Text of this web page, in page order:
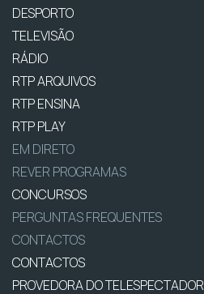
DESPORTO
TELEVISÃO
RÁDIO
RTP ARQUIVOS
RTP ENSINA
RTP PLAY
EM DIRETO
REVER PROGRAMAS
CONCURSOS
PERGUNTAS FREQUENTES
CONTACTOS
CONTACTOS
PROVEDORA DO TELESPECTADOR